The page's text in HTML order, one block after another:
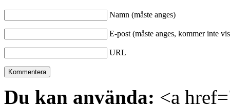
Namn (måste anges)
E-post (måste anges, kommer inte
URL
Du kan använda: <a